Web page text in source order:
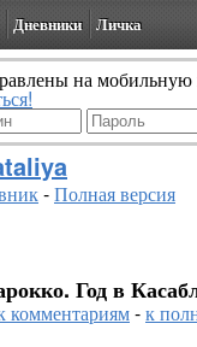
Дневники Личка
на
-Полная версия
Год в
комментариям-к